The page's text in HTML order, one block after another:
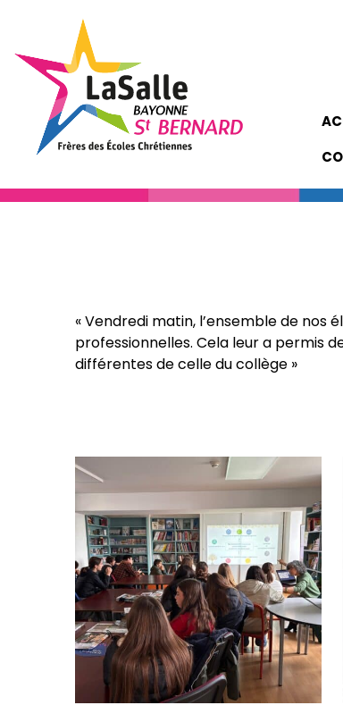
« Vendredi matin, l’ensemble de
professionnelles. Cela leur a permis
différentes de celle du collège »